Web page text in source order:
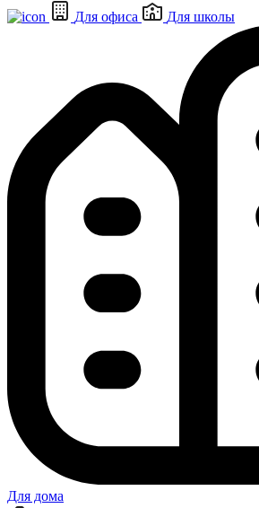
Для офиса
Для школы
Для дома